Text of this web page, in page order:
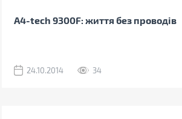
A4-tech 9300F: життя без проводів
24.10.2014 34